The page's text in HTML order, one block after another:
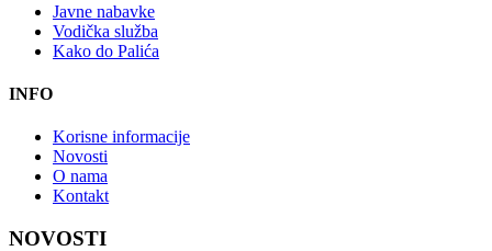
Javne nabavke
Vodička služba
Kako do Palića
INFO
Korisne informacije
Novosti
O nama
Kontakt
NOVOSTI